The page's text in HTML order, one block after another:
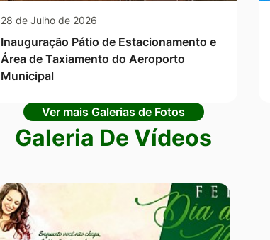
28 de Julho de 2026
Inauguração Pátio de Estacionamento e
Área de Taxiamento do Aeroporto
Municipal
Ver mais Galerias de Fotos
Galeria De Vídeos